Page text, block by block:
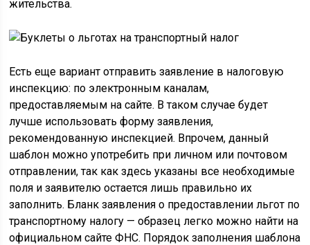
жительства.
Есть еще вариант отправить заявление в налоговую
инспекцию: по электронным каналам,
предоставляемым на сайте. В таком случае будет
лучше использовать форму заявления,
рекомендованную инспекцией. Впрочем, данный
шаблон можно употребить при личном или почтовом
отправлении, так как здесь указаны все необходимые
поля и заявителю остается лишь правильно их
заполнить. Бланк заявления о предоставлении льгот по
транспортному налогу — образец легко можно найти на
официальном сайте ФНС. Порядок заполнения шаблона